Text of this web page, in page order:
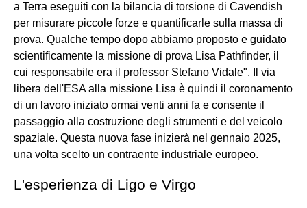
a Terra eseguiti con la bilancia di torsione di Cavendish
per misurare piccole forze e quantificarle sulla massa di
prova. Qualche tempo dopo abbiamo proposto e guidato
scientificamente la missione di prova Lisa Pathfinder, il
cui responsabile era il professor Stefano Vidale". Il via
libera dell'ESA alla missione Lisa è quindi il coronamento
di un lavoro iniziato ormai venti anni fa e consente il
passaggio alla costruzione degli strumenti e del veicolo
spaziale. Questa nuova fase inizierà nel gennaio 2025,
una volta scelto un contraente industriale europeo.
L'esperienza di Ligo e Virgo